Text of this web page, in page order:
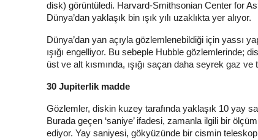
disk) görüntüledi. Harvard-Smithsonian Center for
Dünya’dan yaklaşık bin ışık yılı uzaklıkta yer alıyor.
Dünya’dan yan açıyla gözlemlenebildiği için yassı
ışığı engelliyor. Bu sebeple Hubble gözlemlerinde;
üst ve alt kısmında, ışığı saçan daha seyrek gaz
30 Jupiterlik madde
Gözlemler, diskin kuzey tarafında yaklaşık 10 yay
Burada geçen ‘saniye’ ifadesi, zamanla ilgili bir
ediyor. Yay saniyesi, gökyüzünde bir cismin